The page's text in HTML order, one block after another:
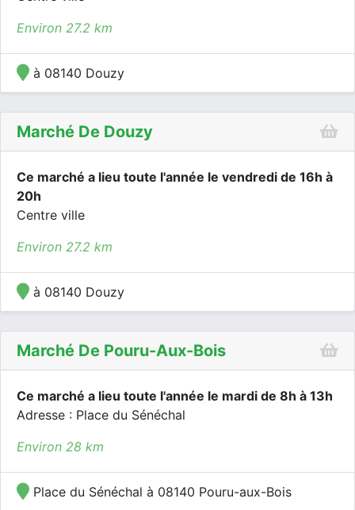
Environ 27.2 km
à 08140 Douzy
Marché De Douzy
Ce marché a lieu toute l'année le vendredi de 16h à
20h
Centre ville
Environ 27.2 km
à 08140 Douzy
Marché De Pouru-Aux-Bois
Ce marché a lieu toute l'année le mardi de 8h à 13h
Adresse : Place du Sénéchal
Environ 28 km
Place du Sénéchal à 08140 Pouru-aux-Bois